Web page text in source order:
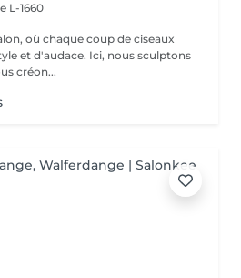
L-1660
où chaque coup de ciseaux
et d'audace. Ici, nous sculptons
créon...